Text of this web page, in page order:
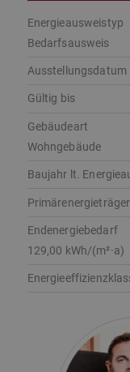
Energieausweistyp
Bedarfs­ausweis
Ausstellungsdatum
Gültig bis
Gebäudeart
Wohngebäude
Baujahr lt.
Primärenergieträger
Endenergie­bedarf
129,00 kWh/(m²·a)